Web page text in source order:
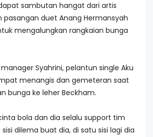
sambutan hangat dari artis
pasangan duet Anang Hermansyah
mengalungkan rangkaian bunga
Syahrini, pelantun single Aku
menangis dan gemeteran saat
bunga ke leher Beckham.
bola dan dia selalu support tim
dilema buat dia, di satu sisi lagi dia